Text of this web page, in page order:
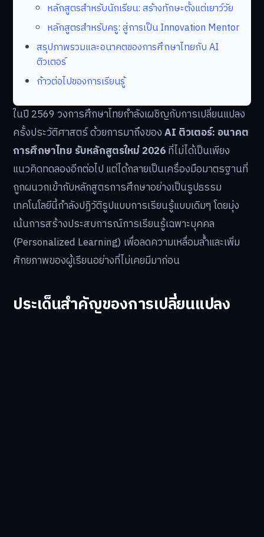
หลักสูตรสำหรับนักเรียน: สร้างทักษะตั้งแต่เยาว์วัย
หลักสูตรสำหรับครู: สู่การเป็น Innovation Mentor
สรุปภาพรวมและอนาคตของการศึกษาไทยกับ AI
ติวเตอร์
ก้าวต่อไปของการเรียนรู้
ในปี 2569 วงการศึกษาไทยกำลังเผชิญกับการเปลี่ยนแปลง
ครั้งประวัติศาสตร์ ด้วยการมาถึงของAI ติวเตอร์: อนาคต
การศึกษาไทย รับหลักสูตรใหม่ 2026ที่ไม่ได้เป็นเพียง
แนวคิดทดลองอีกต่อไป แต่ได้กลายเป็นเครื่องมือมาตรฐานที่
ถูกผนวกเข้ากับหลักสูตรการศึกษาอย่างเป็นรูปธรรม
เทคโนโลยีนี้กำลังปฏิวัติรูปแบบการเรียนรู้แบบเดิมๆ โดยมุ่ง
เน้นการสร้างประสบการณ์การเรียนรู้เฉพาะบุคคล
(Personalized Learning) เพื่อลดความเหลื่อมล้ำและเพิ่ม
ศักยภาพของผู้เรียนอย่างที่ไม่เคยมีมาก่อน
ประเด็นสำคัญของการเปลี่ยนแปลง